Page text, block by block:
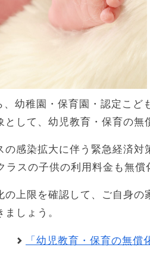
、幼稚園・保育園・認定こど
して、幼児教育・保育の無
の感染拡大に伴う緊急経済
ラスの子供の利用料金も無償
の上限を確認して、ご自身
しょう。
「幼児教育・保育の無